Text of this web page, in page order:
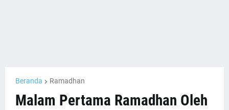
Beranda Ramadhan
Malam Pertama Ramadhan Oleh